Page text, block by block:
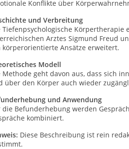
Konflikte über
und Verbreitung
Tiefenpsychologische Körpertherapie
Arztes Sigmund Freud
körperorientierte Ansätze erweitert.
Modell
Methode geht davon aus, dass sich
über den Körper auch wieder
und Anwendung
die Befunderhebung werden
kombiniert.
Diese Beschreibung ist rein